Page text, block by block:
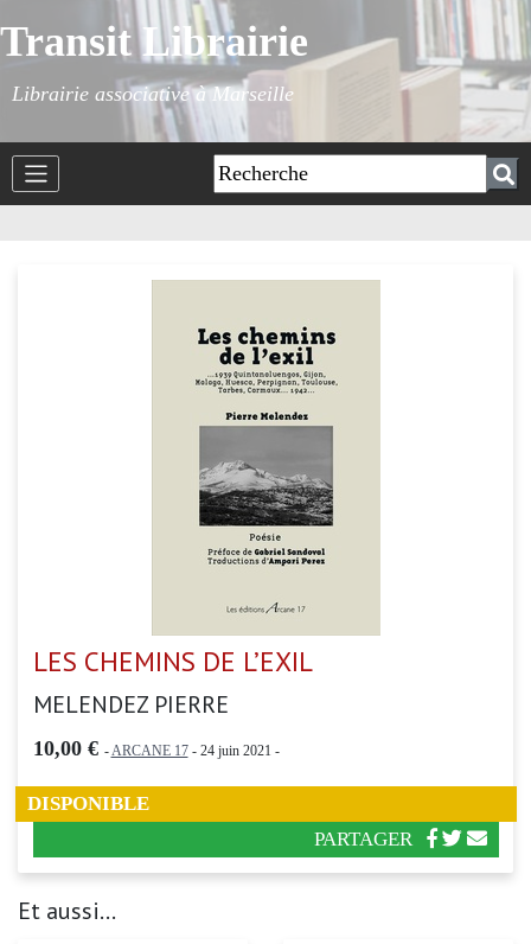
Transit Librairie
Librairie associative à Marseille
LES CHEMINS DE L’EXIL
MELENDEZ PIERRE
10,00 € -ARCANE 17- 24 juin 2021 -
DISPONIBLE
PARTAGER
Et aussi...